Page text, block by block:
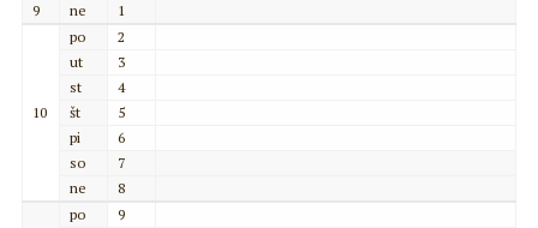
9
ne 1
10
po
2
ut
3
st
4
št
5
pi
6
so
7
ne
8
po
9